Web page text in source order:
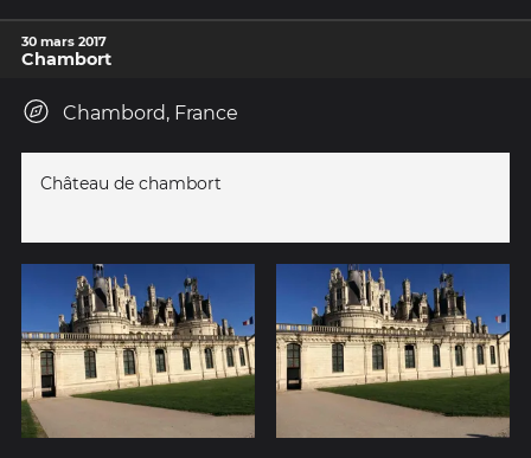
30 mars 2017
Chambort
Chambord, France
Château de chambort